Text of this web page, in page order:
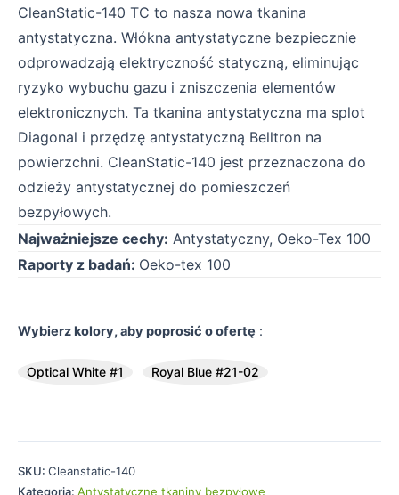
CleanStatic-140 TC to nasza nowa tkanina
antystatyczna. Włókna antystatyczne bezpiecznie
odprowadzają elektryczność statyczną, eliminując
ryzyko wybuchu gazu i zniszczenia elementów
elektronicznych. Ta tkanina antystatyczna ma splot
Diagonal i przędzę antystatyczną Belltron na
powierzchni. CleanStatic-140 jest przeznaczona do
odzieży antystatycznej do pomieszczeń
bezpyłowych.
Najważniejsze cechy: Antystatyczny, Oeko-Tex 100
Raporty z badań: Oeko-tex 100
Wybierz kolory, aby poprosić o ofertę :
Optical White #1 Royal Blue #21-02
SKU: Cleanstatic-140
Kategoria: Antystatyczne tkaniny bezpyłowe